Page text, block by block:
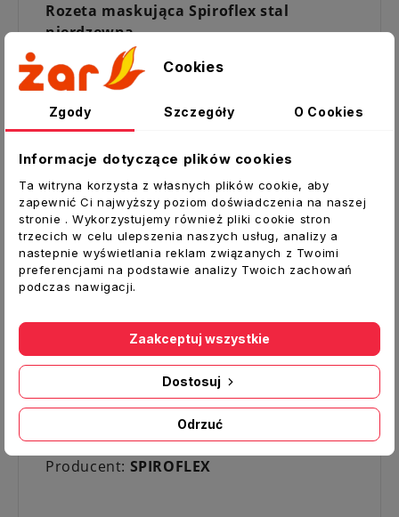
Rozeta maskująca Spiroflex stal
nierdzewna
Rozety maskujące służą do zabezpieczenia
otworu wlotowego instalacji
wentylacyjnych do przewodu kominowego,
a także jako estetyczne wykończenia
Zalety:
Bardzo prosty i szybki montaż
Duża trwałość
Dane techniczne:
Typ:Rozeta
Średnica zewnętrzna [mm]:230
Grubość [mm]:0,5
Blacha nierdzewna 1.4301
grubość 0,5 mm
Temperatura pracy:450ºC
Kolor:chrom połysk
Producent: SPIROFLEX
Cookies
Zgody Szczegóły O Cookies
Informacje dotyczące plików cookies
Ta witryna korzysta z własnych plików cookie, aby
zapewnić Ci najwyższy poziom doświadczenia na naszej
stronie . Wykorzystujemy również pliki cookie stron
trzecich w celu ulepszenia naszych usług, analizy a
nastepnie wyświetlania reklam związanych z Twoimi
preferencjami na podstawie analizy Twoich zachowań
podczas nawigacji.
Odrzuć
Dostosuj
Zaakceptuj wszystkie